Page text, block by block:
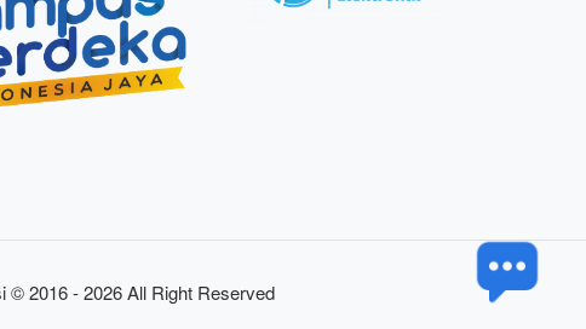
© 2016 - 2026 All Right Reserved